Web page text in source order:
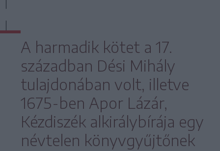
A harmadik kötet a 17.
században Dési Mihály
tulajdonában volt, illetve
1675-ben Apor Lázár,
Kézdiszék alkirálybírája egy
névtelen könyvgyűjtőnek